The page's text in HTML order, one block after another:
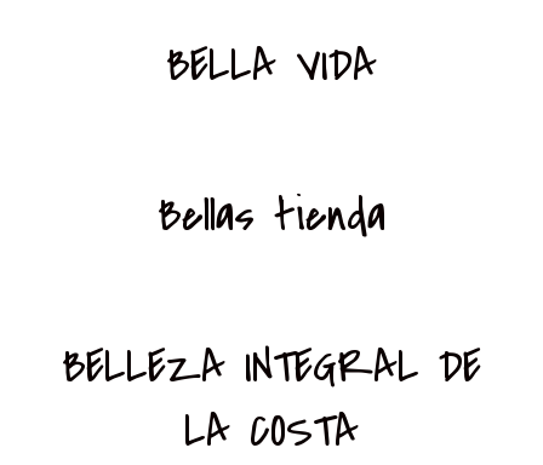
BELLA VIDA
Bellas tienda
BELLEZA INTEGRAL DE
LA COSTA